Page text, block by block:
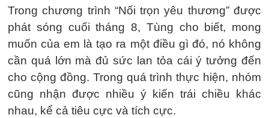
Trong chương trình “Nối trọn yêu thương” được
phát sóng cuối tháng 8, Tùng cho biết, mong
muốn của em là tạo ra một điều gì đó, nó không
cần quá lớn mà đủ sức lan tỏa cái ý tưởng đến
cho cộng đồng. Trong quá trình thực hiện, nhóm
cũng nhận được nhiều ý kiến trái chiều khác
nhau, kể cả tiêu cực và tích cực.